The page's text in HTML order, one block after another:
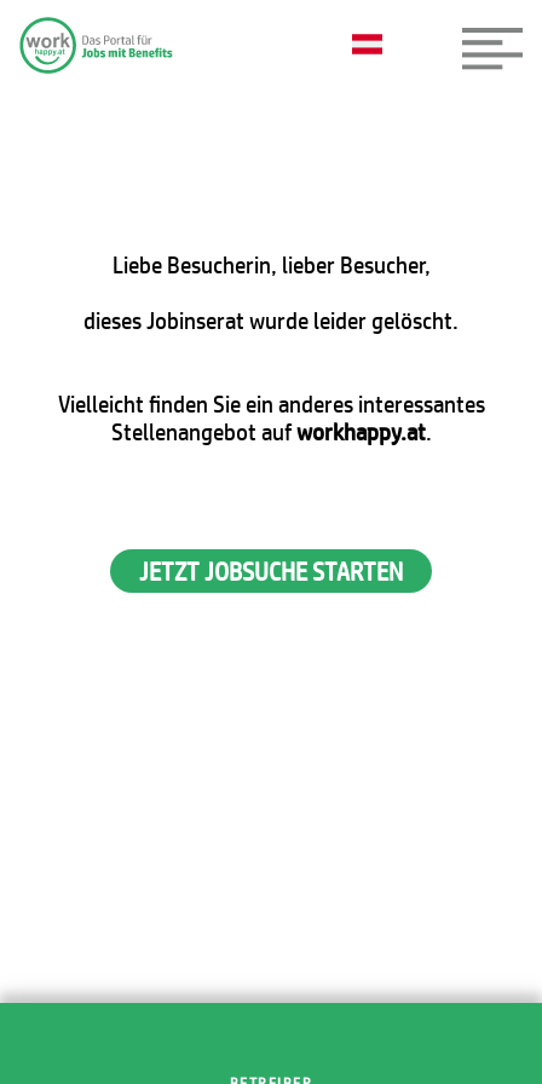
Liebe Besucherin, lieber Besucher,
dieses Jobinserat wurde leider gelöscht.
Vielleicht finden Sie ein anderes interessantes
Stellenangebot aufworkhappy.at.
JETZT JOBSUCHE STARTEN